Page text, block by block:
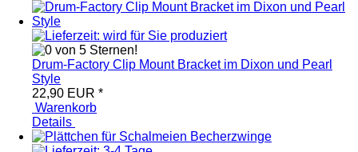
Drum-Factory Clip Mount Bracket im Dixon und Pearl
Style
22,90 EUR *
Warenkorb
Details